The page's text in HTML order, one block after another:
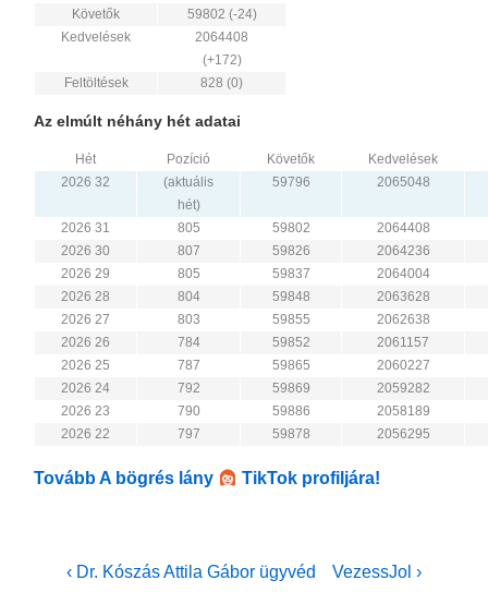
Követők
59802 (-24)
Kedvelések
2064408
(+172)
Feltöltések
828 (0)
Az elmúlt néhány hét adatai
Hét Pozíció Követők
Kedvelések
2026 32
(aktuális
hét)
59796 2065048
2026 31 805 59802
2064408
2026 30
807 59826
2064236
2026 29
805 59837
2064004
2026 28
804 59848
2063628
2026 27
803 59855
2062638
2026 26
784 59852
2061157
2026 25
787 59865
2060227
2026 24
792 59869
2059282
2026 23
790 59886
2058189
2026 22
797 59878 2056295
Tovább A bögrés lány TikTok profiljára!
Bejegyzés
Previous
‹ Dr. Kószás Attila Gábor ügyvéd
Next
VezessJol ›